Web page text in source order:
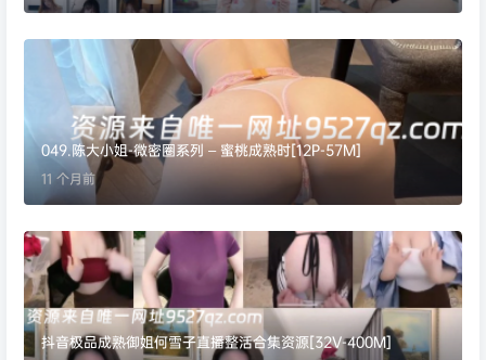
049.陈大小姐-微密圈系列 – 蜜桃成熟时[12P-57M]
11 个月前
抖音极品成熟御姐何雪子直播整活合集资源[32V-400M]